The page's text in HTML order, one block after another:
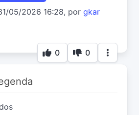
05/2026 16:28, por gkar
0 0